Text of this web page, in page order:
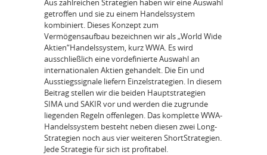
Aus zahlreichen Strategien haben wir eine Auswahl
getroffen und sie zu einem Handelssystem
kombiniert. Dieses Konzept zum
Vermögensaufbau bezeichnen wir als „World Wide
Aktien“­Handelssystem, kurz WWA. Es wird
ausschließlich eine vordefinierte Auswahl an
internationalen Aktien gehandelt. Die Ein­ und
Ausstiegssignale liefern Einzelstrategien. In diesem
Beitrag stellen wir die beiden Hauptstrategien
SIMA und SAKIR vor und werden die zugrunde
liegenden Regeln offenlegen. Das komplette WWA­
Handelssystem besteht neben diesen zwei Long­
Strategien noch aus vier weiteren Short­Strategien.
Jede Strategie für sich ist profitabel.